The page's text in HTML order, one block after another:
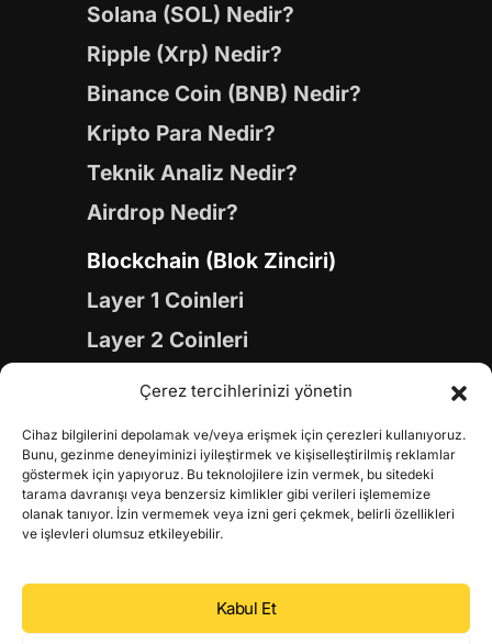
Çerez tercihlerinizi yönetin
Cihaz bilgilerini depolamak ve/veya erişmek için çerezleri kullanıyoruz.
Bunu, gezinme deneyiminizi iyileştirmek ve kişiselleştirilmiş reklamlar
göstermek için yapıyoruz. Bu teknolojilere izin vermek, bu sitedeki
tarama davranışı veya benzersiz kimlikler gibi verileri işlememize
olanak tanıyor. İzin vermemek veya izni geri çekmek, belirli özellikleri
ve işlevleri olumsuz etkileyebilir.
Kabul Et
Solana (SOL) Nedir?
Ripple (Xrp) Nedir?
Binance Coin (BNB) Nedir?
Kripto Para Nedir?
Teknik Analiz Nedir?
Airdrop Nedir?
Blockchain (Blok Zinciri)
Layer 1 Coinleri
Layer 2 Coinleri
Yapay Zeka (AI) Coinleri
Gaming Coinleri
RWA Coinleri
DeFi Coinleri
DePIN Coinleri
Metaverse Coinleri